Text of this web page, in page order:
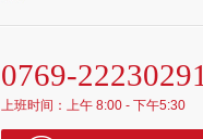
0769-22230291
上班时间：上午 8:00 - 下午5:30